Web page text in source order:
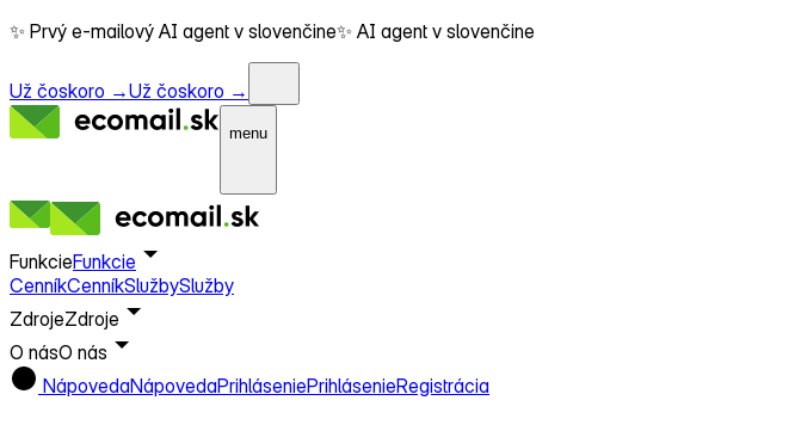
✨ Prvý e-mailový AI agent v slovenčine✨ AI agent v slovenčine
Už čoskoro →Už čoskoro →
menu
FunkcieFunkcie
CenníkCenníkSlužbySlužby
ZdrojeZdroje
O násO nás
NápovedaNápovedaPrihláseniePrihlásenieRegistrácia